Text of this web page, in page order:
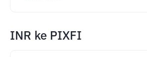
INR ke PIXFI